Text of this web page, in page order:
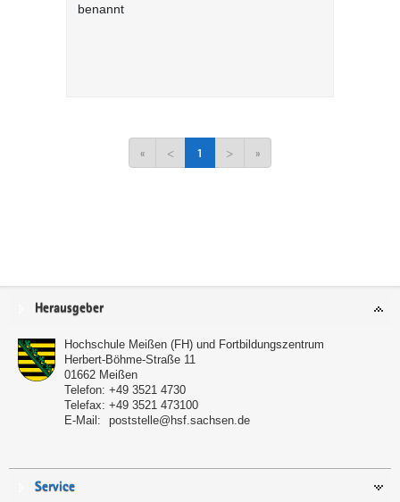
benannt
« < 1 > »
Service
Herausgeber
Hochschule Meißen (FH) und Fortbildungszentrum
Herbert-Böhme-Straße 11
01662 Meißen
Telefon: +49 3521 4730
Telefax: +49 3521 473100
E-Mail:
poststelle@hsf.sachsen.de
Service